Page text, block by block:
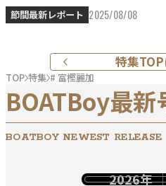
節間最新レポート 2025/08/08
特集
TOP 特集 # 富樫麗加
BOATBoy最新
BOATBOY NEWEST RELEASE
2026年